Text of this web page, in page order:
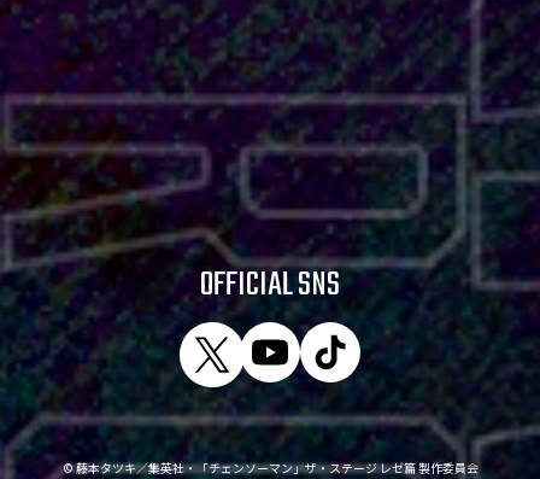
OFFICIAL SNS
© 藤本タツキ／集英社・「チェンソーマン」ザ・ステージ レゼ篇 製作委員会